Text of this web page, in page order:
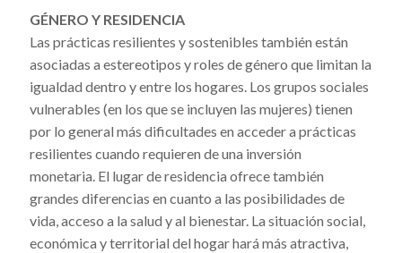
GÉNERO Y RESIDENCIA
Las prácticas resilientes y sostenibles también están
asociadas a estereotipos y roles de género que limitan la
igualdad dentro y entre los hogares. Los grupos sociales
vulnerables (en los que se incluyen las mujeres) tienen
por lo general más dificultades en acceder a prácticas
resilientes cuando requieren de una inversión
monetaria. El lugar de residencia ofrece también
grandes diferencias en cuanto a las posibilidades de
vida, acceso a la salud y al bienestar. La situación social,
económica y territorial del hogar hará más atractiva,